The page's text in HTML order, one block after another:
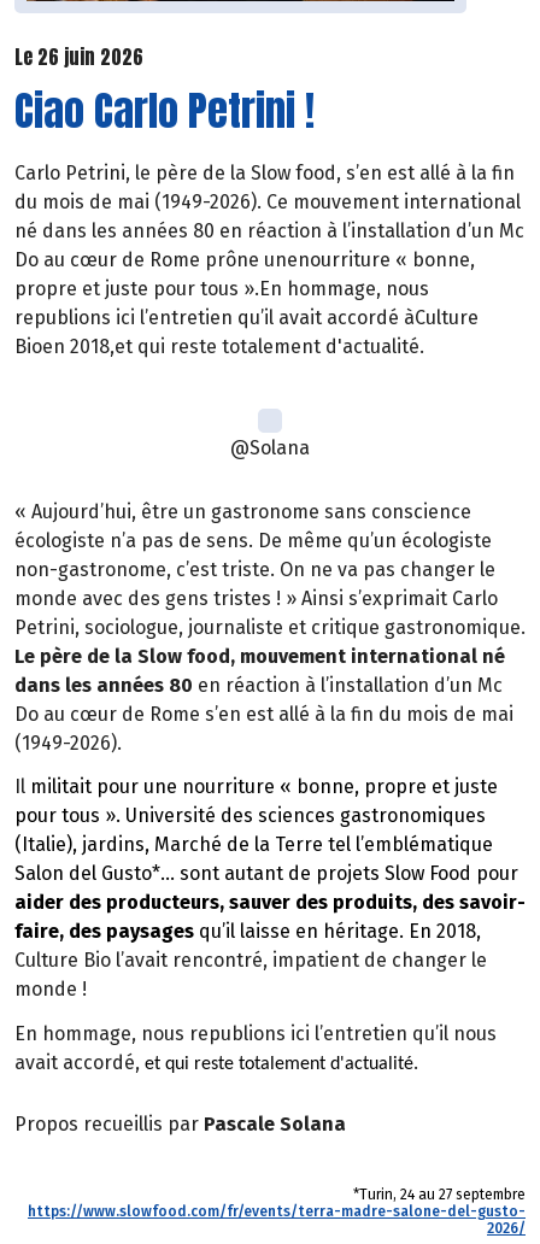
Le 26 juin 2026
Ciao Carlo Petrini !
Carlo Petrini, le père de la Slow food, s’en est allé à la fin
du mois de mai (1949-2026). Ce mouvement international
né dans les années 80 en réaction à l’installation d’un Mc
Do au cœur de Rome prône unenourriture « bonne,
propre et juste pour tous ».En hommage, nous
republions ici l’entretien qu’il avait accordé àCulture
Bioen 2018,et qui reste totalement d'actualité.
@Solana
« Aujourd’hui, être un gastronome sans conscience
écologiste n’a pas de sens. De même qu’un écologiste
non-gastronome, c’est triste. On ne va pas changer le
monde avec des gens tristes ! » Ainsi s’exprimait Carlo
Petrini, sociologue, journaliste et critique gastronomique.
Le père de la Slow food, mouvement international né
dans les années 80 en réaction à l’installation d’un Mc
Do au cœur de Rome s’en est allé à la fin du mois de mai
(1949-2026).
Il militait pour une nourriture « bonne, propre et juste
pour tous ». Université des sciences gastronomiques
(Italie), jardins, Marché de la Terre tel l’emblématique
Salon del Gusto*… sont autant de projets Slow Food pour
aider des producteurs, sauver des produits, des savoir-
faire, des paysages qu’il laisse en héritage. En 2018,
Culture Bio l’avait rencontré, impatient de changer le
monde !
En hommage, nous republions ici l’entretien qu’il nous
avait accordé, et qui reste totalement d'actualité.
Propos recueillis par Pascale Solana
*Turin, 24 au 27 septembre
https://www.slowfood.com/fr/events/terra-madre-salone-del-gusto-
2026/